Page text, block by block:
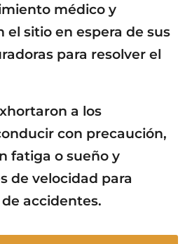
médico y
el sitio en espera de sus
para resolver el
a los
con precaución,
fatiga o sueño y
de velocidad para
accidentes.